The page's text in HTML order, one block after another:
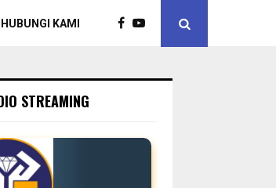
HUBUNGI KAMI
STREAMING